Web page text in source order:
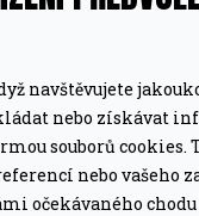
navštěvujete
nebo získávat
souborů cookies.
nebo vašeho
očekávaného
okolní teplota do
při okolní
i péct při vysoké
teploty uvnitř